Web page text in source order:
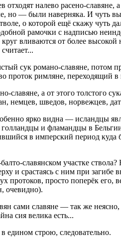
налево расено-
но — были наверняка. И чуть
о которой ещё скажу чуть
рамочки с надписью
вливаются от более
сук романо-славяне,
проток римляне,
славяне, а от этого толстого
немцев, шведов, норвежцев,
ярко видна — исландцы
и фламандцы в
в имперский период
славянском участке
и срастаясь с ним при
протоков, просто поперёк
очевидно).
сами славяне — так же
сия велика есть...
едином строю, следовательно.